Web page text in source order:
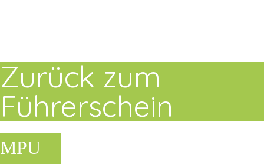
Zurück zum
Führerschein
MPU